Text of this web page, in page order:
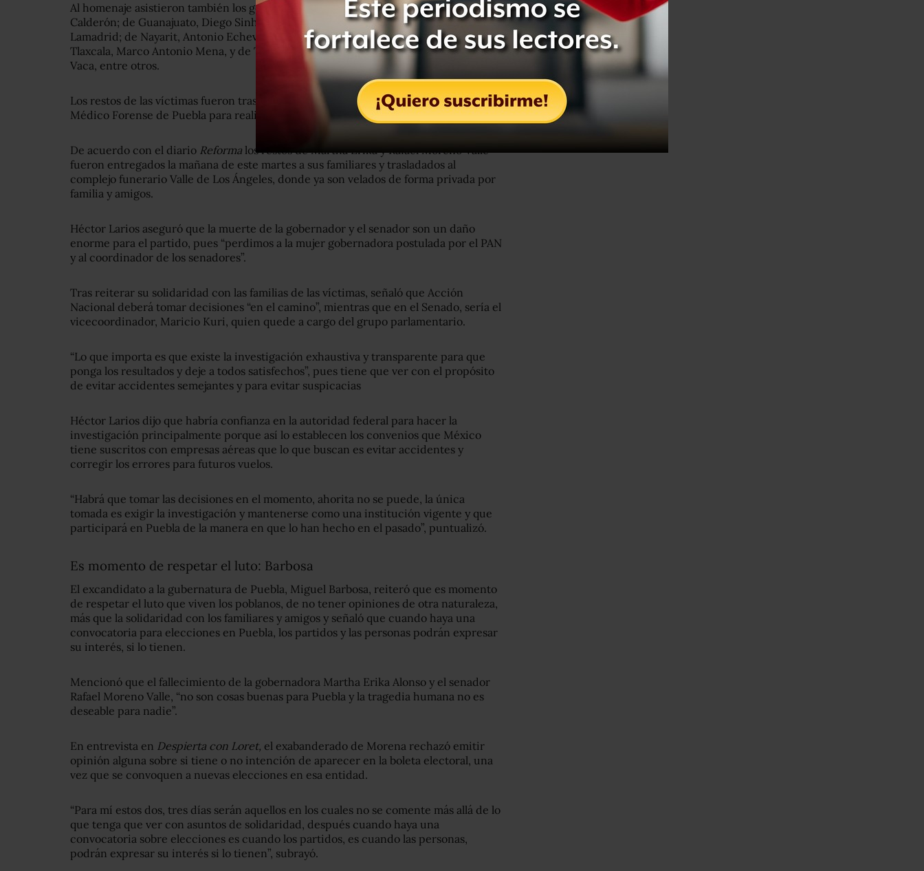
Al homenaje asistieron también los gobernadores de Nuevo León, Jaime Rodríguez
Calderón; de Guanajuato, Diego Sinhue; de Baja California, Francisco Vega de
Lamadrid; de Nayarit, Antonio Echevarría; de Durango, José Rosas Aispuro; de
Tlaxcala, Marco Antonio Mena, y de Tamaulipas, Francisco Javier García Cabeza de
Vaca, entre otros.
Los restos de las víctimas fueron trasladados durante la noche del lunes al Servicio
Médico Forense de Puebla para realizar los peritajes requeridos.
De acuerdo con el diario Reforma los restos de Martha Erika y Rafael Moreno Valle
fueron entregados la mañana de este martes a sus familiares y trasladados al
complejo funerario Valle de Los Ángeles, donde ya son velados de forma privada por
familia y amigos.
Héctor Larios aseguró que la muerte de la gobernador y el senador son un daño
enorme para el partido, pues “perdimos a la mujer gobernadora postulada por el PAN
y al coordinador de los senadores”.
Tras reiterar su solidaridad con las familias de las víctimas, señaló que Acción
Nacional deberá tomar decisiones “en el camino”, mientras que en el Senado, sería el
vicecoordinador, Maricio Kuri, quien quede a cargo del grupo parlamentario.
“Lo que importa es que existe la investigación exhaustiva y transparente para que
ponga los resultados y deje a todos satisfechos”, pues tiene que ver con el propósito
de evitar accidentes semejantes y para evitar suspicacias
Héctor Larios dijo que habría confianza en la autoridad federal para hacer la
investigación principalmente porque así lo establecen los convenios que México
tiene suscritos con empresas aéreas que lo que buscan es evitar accidentes y
corregir los errores para futuros vuelos.
“Habrá que tomar las decisiones en el momento, ahorita no se puede, la única
tomada es exigir la investigación y mantenerse como una institución vigente y que
participará en Puebla de la manera en que lo han hecho en el pasado”, puntualizó.
Es momento de respetar el luto: Barbosa
El excandidato a la gubernatura de Puebla, Miguel Barbosa, reiteró que es momento
de respetar el luto que viven los poblanos, de no tener opiniones de otra naturaleza,
más que la solidaridad con los familiares y amigos y señaló que cuando haya una
convocatoria para elecciones en Puebla, los partidos y las personas podrán expresar
su interés, si lo tienen.
Mencionó que el fallecimiento de la gobernadora Martha Erika Alonso y el senador
Rafael Moreno Valle, “no son cosas buenas para Puebla y la tragedia humana no es
deseable para nadie”.
En entrevista en Despierta con Loret, el exabanderado de Morena rechazó emitir
opinión alguna sobre si tiene o no intención de aparecer en la boleta electoral, una
vez que se convoquen a nuevas elecciones en esa entidad.
“Para mí estos dos, tres días serán aquellos en los cuales no se comente más allá de lo
que tenga que ver con asuntos de solidaridad, después cuando haya una
convocatoria sobre elecciones es cuando los partidos, es cuando las personas,
podrán expresar su interés si lo tienen”, subrayó.